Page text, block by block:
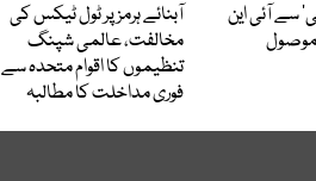
سے آئی این
موصول
آبنائے ہرمز پر ٹول ٹیکس کی
مخالفت، عالمی شپنگ
تنظیموں کا اقوام متحدہ سے
فوری مداخلت کا مطالبہ